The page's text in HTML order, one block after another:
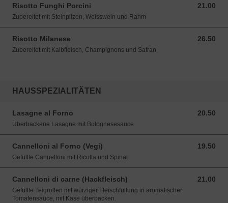
Risotto Funghi Porcini 21.00
21.00 CHF
Zubereitet mit Steinpilzen, Weisswein und Rahm
Risotto Milanese 26.50
26.50 CHF
Zubereitet mit Kalbfleisch, Champignons und Safran
HAUSSPEZIALITÄTEN
Lasagne al Forno 20.50
20.50 CHF
Überbackene Lasagne mit Bolognesesauce
Cannelloni al Forno (Vegi) 19.50
19.50 CHF
Gefüllte Cannelloni mit Ricotta und Spinat
Cannelloni di carne (Hackfleisch) 21.00
21.00 CHF
Gefüllte Teigrollen mit würziger Fleischfüllung in aromatischer
Tomatensauce, mit Käse überbacken.